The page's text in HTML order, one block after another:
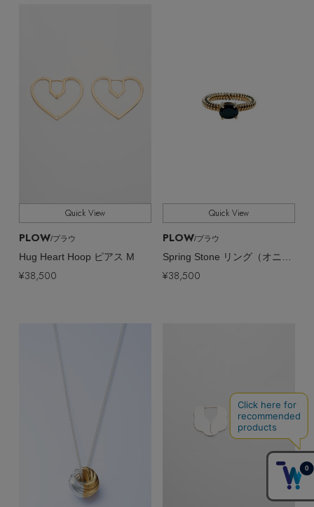
Quick View
PLOW/プラウ
Hug Heart Hoop ピアス M
¥38,500
Quick View
PLOW/プラウ
¥38,500